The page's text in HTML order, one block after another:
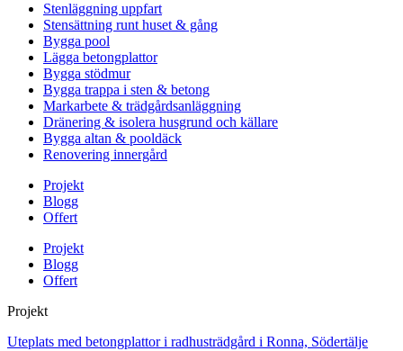
Stenläggning uppfart
Stensättning runt huset & gång
Bygga pool
Lägga betongplattor
Bygga stödmur
Bygga trappa i sten & betong
Markarbete & trädgårdsanläggning
Dränering & isolera husgrund och källare
Bygga altan & pooldäck
Renovering innergård
Projekt
Blogg
Offert
Projekt
Blogg
Offert
Projekt
Uteplats med betongplattor i radhusträdgård i Ronna, Södertälje